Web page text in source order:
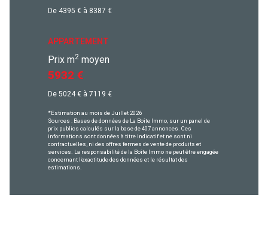
De 4395 € à 8387 €
APPARTEMENT
Prix m2 moyen
5932 €
De 5024 € à 7119 €
*Estimation au mois de Juillet 2026
Sources : Bases de données de La Boîte Immo, sur un panel de
prix publics calculés sur la base de 407 annonces. Ces
informations sont données à titre indicatif et ne sont ni
contractuelles, ni des offres fermes de vente de produits et
services. La responsabilité de la Boîte Immo ne peut être engagée
concernant l'exactitude des données et le résultat des
estimations.